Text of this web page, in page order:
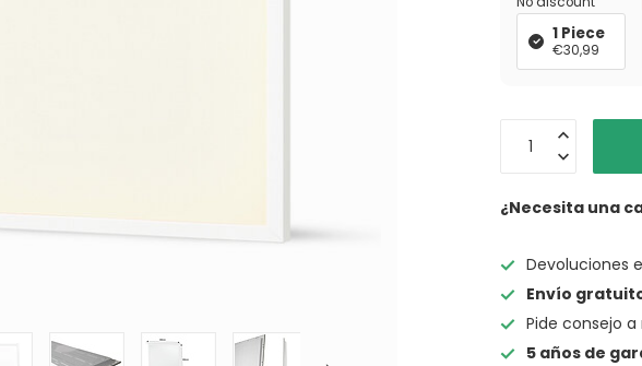
1 Piece
€30,99
¿Necesita una
Devoluciones
Envío
Pide consejo
5 años de